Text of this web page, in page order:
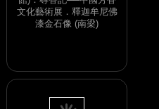
香港．尖沙咀 (香港藝術